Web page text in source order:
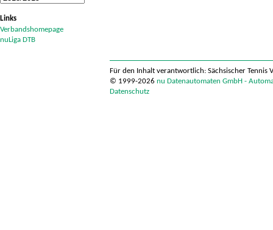
Links
Verbandshomepage
nuLiga DTB
Für den Inhalt verantwortlich: Sächsischer Tennis
© 1999-2026 nu Datenautomaten GmbH -
Datenschutz